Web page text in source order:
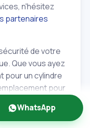
n'hésitez
partenaires
de votre
Que vous ayez
pour un cylindre
pour
de
votre
WhatsApp